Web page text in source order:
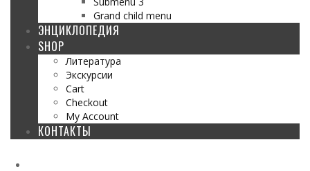
Grand child menu
ЭНЦИКЛОПЕДИЯ
SHOP
Литература
Экскурсии
Cart
Checkout
My Account
КОНТАКТЫ